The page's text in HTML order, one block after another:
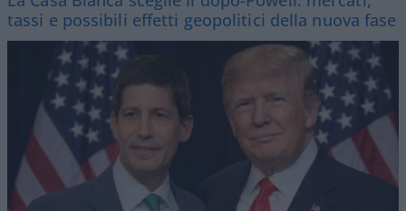
tassi e possibili effetti geopolitici della nuova fase